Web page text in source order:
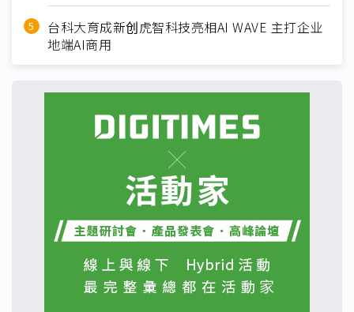
台科大育成新创虎智科技亮相AI WAVE 主打企业
地端AI商用